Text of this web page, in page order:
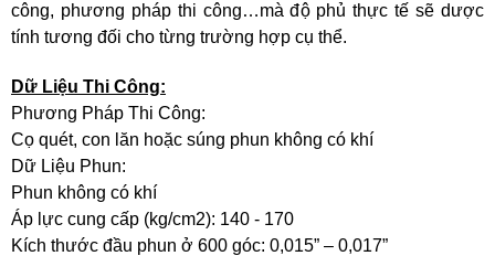
công, phương pháp thi công…mà độ phủ thực tế sẽ dược
tính tương đối cho từng trường hợp cụ thể.
Dữ Liệu Thi Công:
Phương Pháp Thi Công:
Cọ quét, con lăn hoặc súng phun không có khí
Dữ Liệu Phun:
Phun không có khí
Áp lực cung cấp (kg/cm2): 140 - 170
Kích thước đầu phun ở 600 góc: 0,015” – 0,017”